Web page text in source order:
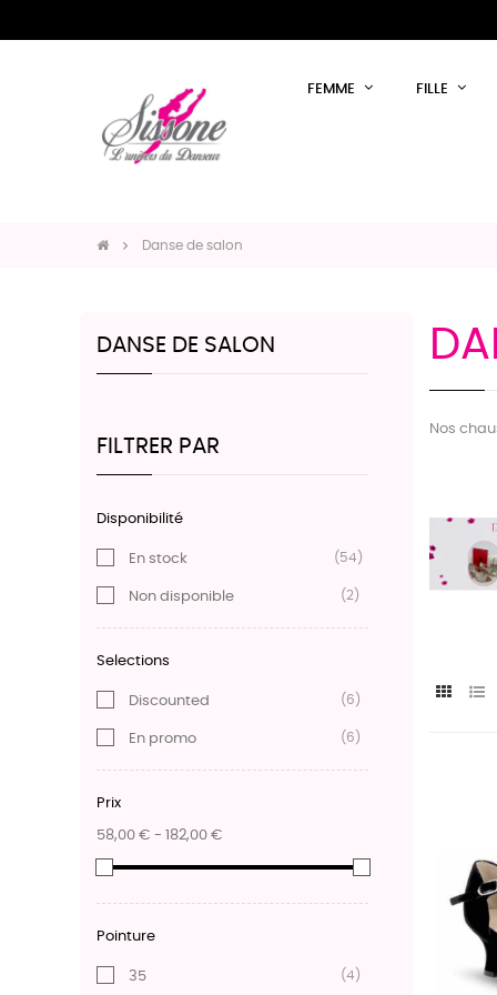
FEMME FILLE
Danse de salon
DANSE DE SALON
FILTRER PAR
Disponibilité
En stock (54)
Non disponible (2)
Selections
Discounted (6)
En promo (6)
Prix
58,00 € - 182,00 €
Pointure
35 (4)
Nos